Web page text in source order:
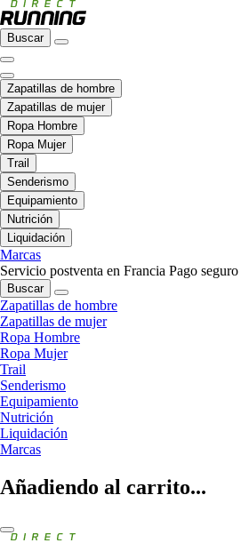
Buscar
Zapatillas de hombre
Zapatillas de mujer
Ropa Hombre
Ropa Mujer
Trail
Senderismo
Equipamiento
Nutrición
Liquidación
Marcas
Servicio postventa en Francia Pago seguro
Buscar
Zapatillas de hombre
Zapatillas de mujer
Ropa Hombre
Ropa Mujer
Trail
Senderismo
Equipamiento
Nutrición
Liquidación
Marcas
Añadiendo al carrito...